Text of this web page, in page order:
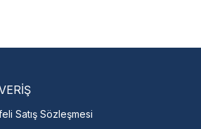
Satış Sözleşmesi